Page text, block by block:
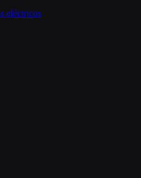
eléctricos